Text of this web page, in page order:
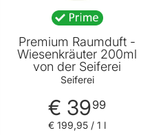
Premium Raumduft -
Wiesenkräuter 200ml
von der Seiferei
Seiferei
€ 3999
€ 199,95 / 1 l